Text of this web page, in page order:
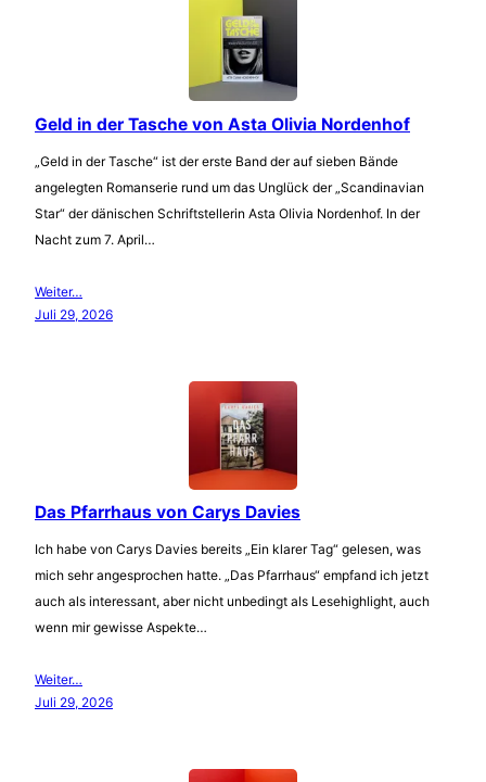
Geld in der Tasche von Asta Olivia Nordenhof
„Geld in der Tasche“ ist der erste Band der auf sieben Bände
angelegten Romanserie rund um das Unglück der „Scandinavian
Star“ der dänischen Schriftstellerin Asta Olivia Nordenhof. In der
Nacht zum 7. April…
Weiter…
Juli 29, 2026
Das Pfarrhaus von Carys Davies
Ich habe von Carys Davies bereits „Ein klarer Tag“ gelesen, was
mich sehr angesprochen hatte. „Das Pfarrhaus“ empfand ich jetzt
auch als interessant, aber nicht unbedingt als Lesehighlight, auch
wenn mir gewisse Aspekte…
Weiter…
Juli 29, 2026